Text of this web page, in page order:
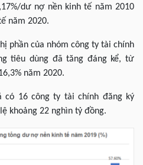
dư nợ nền kinh tế năm 2010
năm 2020.
phần của nhóm công ty tài chính
tiêu dùng đã tăng đáng kể, từ
năm 2020.
có 16 công ty tài chính đăng ký
khoảng 22 nghìn tỷ đồng.